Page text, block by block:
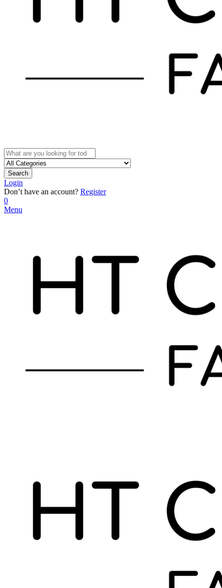
Search
Login
Don’t have an account? Register
0
Menu